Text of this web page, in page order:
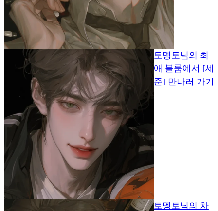
토멩토님의 최
애 블룸에서 [세
준] 만나러 가기
토멩토님의 차